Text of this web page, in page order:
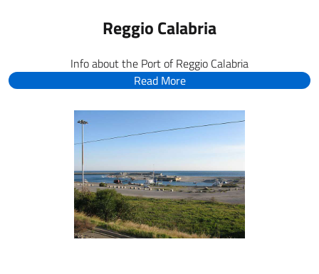
Reggio Calabria
Info about the Port of Reggio Calabria
Read More